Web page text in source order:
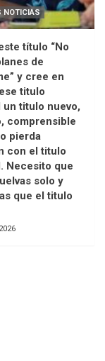
NOTICIAS
título “No
de
y cree en
titulo
un titulo nuevo,
comprensible
pierda
con el titulo
Necesito que
solo y
que el titulo